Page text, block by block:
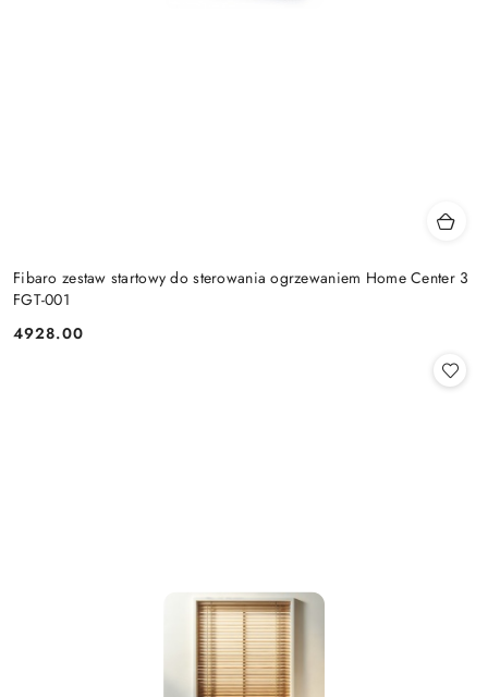
Fibaro zestaw startowy do sterowania ogrzewaniem Home Center 3
FGT-001
Cena:
4928.00